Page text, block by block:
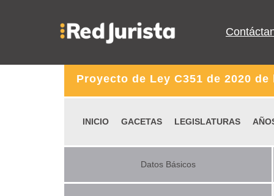
Proyecto de Ley C351 de 2020
INICIO GACETAS LEGISLATURAS
Datos Básicos